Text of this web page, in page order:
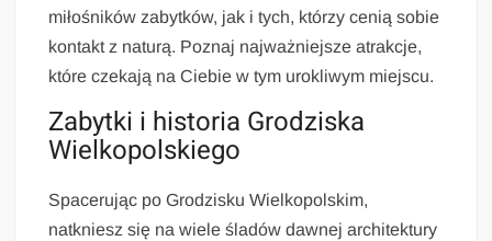
miłośników zabytków, jak i tych, którzy cenią sobie
kontakt z naturą. Poznaj najważniejsze atrakcje,
które czekają na Ciebie w tym urokliwym miejscu.
Zabytki i historia Grodziska
Wielkopolskiego
Spacerując po Grodzisku Wielkopolskim,
natkniesz się na wiele śladów dawnej architektury